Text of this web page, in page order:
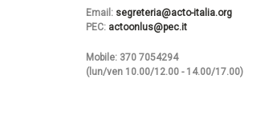
Email: segreteria@acto-italia.org
PEC: actoonlus@pec.it
Mobile: 370 7054294
(lun/ven 10.00/12.00 - 14.00/17.00)